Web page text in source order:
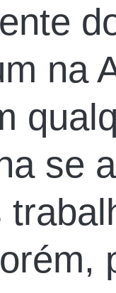
na
se